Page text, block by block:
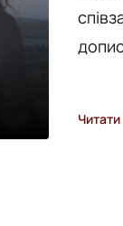
співзасновник